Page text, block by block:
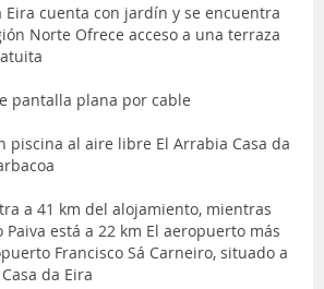
Eira cuenta con jardín y se encuentra
Norte Ofrece acceso a una terraza
pantalla plana por cable
piscina al aire libre El Arrabia Casa da
a 41 km del alojamiento, mientras
Paiva está a 22 km El aeropuerto más
Francisco Sá Carneiro, situado a
da Eira